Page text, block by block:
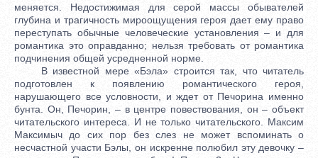
меняется. Недостижимая для серой массы обывателей
глубина и трагичность мироощущения героя дает ему право
переступать обычные человеческие установления – и для
романтика это оправданно; нельзя требовать от романтика
подчинения общей усредненной норме.
В известной мере «Бэла» строится так, что читатель
подготовлен к появлению романтического героя,
нарушающего все условности, и ждет от Печорина именно
бунта. Он, Печорин, – в центре повествования, он – объект
читательского интереса. И не только читательского. Максим
Максимыч до сих пор без слез не может вспоминать о
несчастной участи Бэлы, он искренне полюбил эту девочку –